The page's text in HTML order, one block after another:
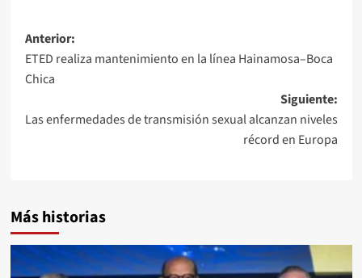
Anterior:
ETED realiza mantenimiento en la línea Hainamosa–Boca
Chica
Siguiente:
Las enfermedades de transmisión sexual alcanzan niveles
récord en Europa
Más historias